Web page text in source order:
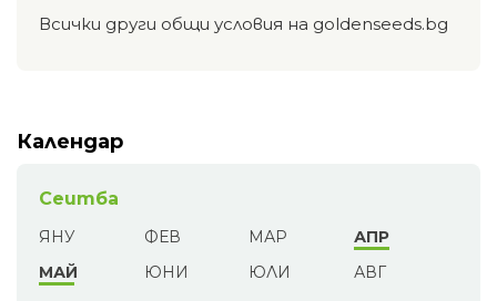
Всички други общи условия на goldenseeds.bg
Календар
Сеитба
ЯНУ ФЕВ МАР
АПР
МАЙ
ЮНИ ЮЛИ
АВГ